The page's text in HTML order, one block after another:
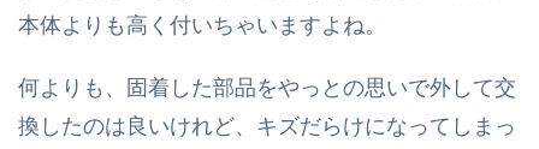
本体よりも高く付いちゃいますよね。
何よりも、固着した部品をやっとの思いで外して交
換したのは良いけれど、キズだらけになってしまっ